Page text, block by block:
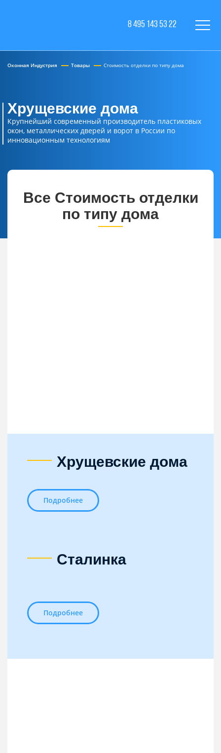
8 495 143 53 22
Оконная Индустрия Товары Стоимость отделки по типу дома
Хрущевские дома
Крупнейший современный производитель пластиковых
окон, металлических дверей и ворот в России по
инновационным технологиям
Все Стоимость отделки
по типу дома
Хрущевские дома
Подробнее
Сталинка
Подробнее